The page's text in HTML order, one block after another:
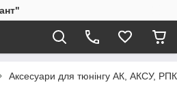
Аксесуари для тюнінгу АК, АКСУ,